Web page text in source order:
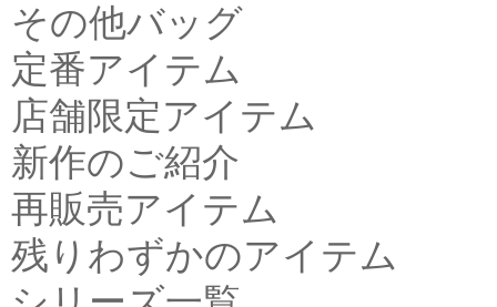
その他バッグ
定番アイテム
店舗限定アイテム
新作のご紹介
再販売アイテム
残りわずかのアイテム